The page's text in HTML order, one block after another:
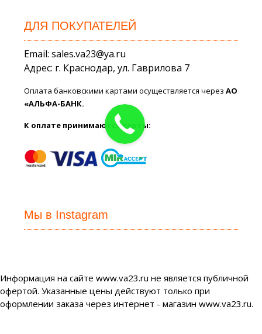
ДЛЯ ПОКУПАТЕЛЕЙ
Email: sales.va23@ya.ru
Адрес: г. Краснодар, ул. Гаврилова 7
Оплата банковскими картами осуществляется черезАО
«АЛЬФА-БАНК.
К оплате принимаются карты:
Мы в Instagram
Информация на сайте www.va23.ru не является публичной
офертой. Указанные цены действуют только при
оформлении заказа через интернет - магазин www.va23.ru.